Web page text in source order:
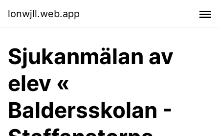
lonwjll.web.app
Sjukanmälan av
elev «
Baldersskolan -